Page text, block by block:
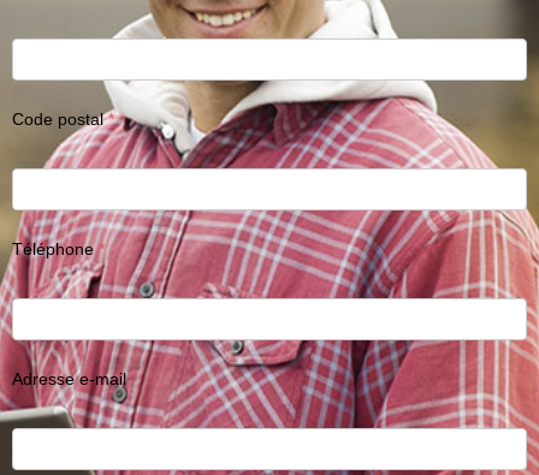
Code postal
Téléphone
Adresse e-mail